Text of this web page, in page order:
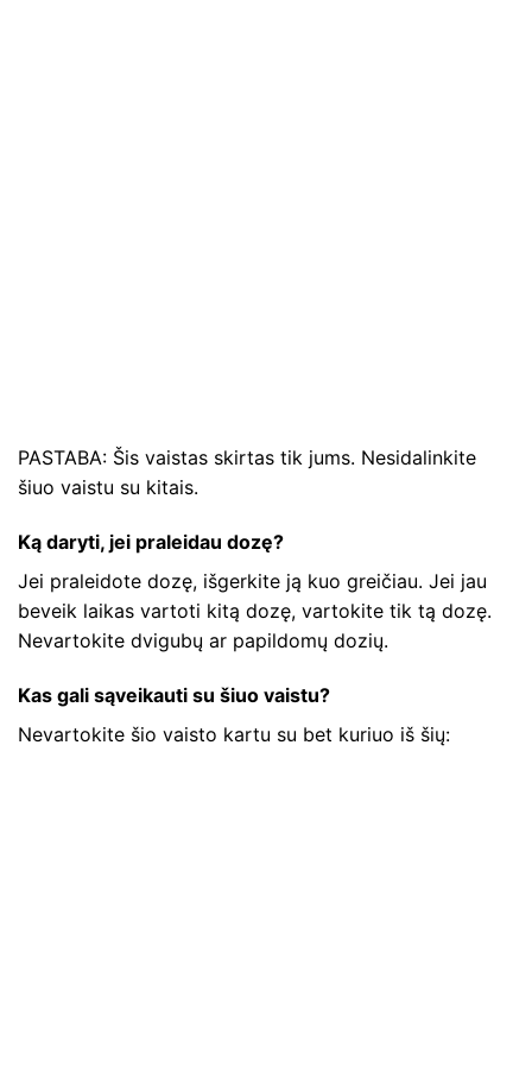
PASTABA: Šis vaistas skirtas tik jums. Nesidalinkite
šiuo vaistu su kitais.
Ką daryti, jei praleidau dozę?
Jei praleidote dozę, išgerkite ją kuo greičiau. Jei jau
beveik laikas vartoti kitą dozę, vartokite tik tą dozę.
Nevartokite dvigubų ar papildomų dozių.
Kas gali sąveikauti su šiuo vaistu?
Nevartokite šio vaisto kartu su bet kuriuo iš šių: